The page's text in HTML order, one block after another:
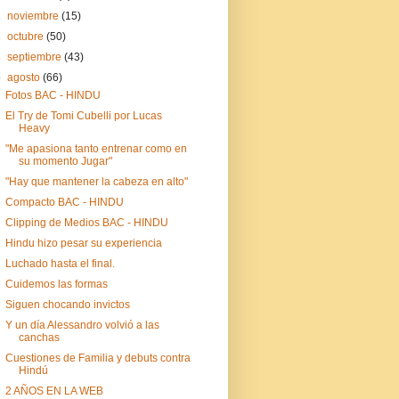
noviembre(15)
octubre(50)
septiembre(43)
agosto(66)
Fotos BAC - HINDU
El Try de Tomi Cubelli por Lucas
Heavy
"Me apasiona tanto entrenar como en
su momento Jugar"
"Hay que mantener la cabeza en alto"
Compacto BAC - HINDU
Clipping de Medios BAC - HINDU
Hindu hizo pesar su experiencia
Luchado hasta el final.
Cuidemos las formas
Siguen chocando invictos
Y un día Alessandro volvió a las
canchas
Cuestiones de Familia y debuts contra
Hindú
2 AÑOS EN LA WEB